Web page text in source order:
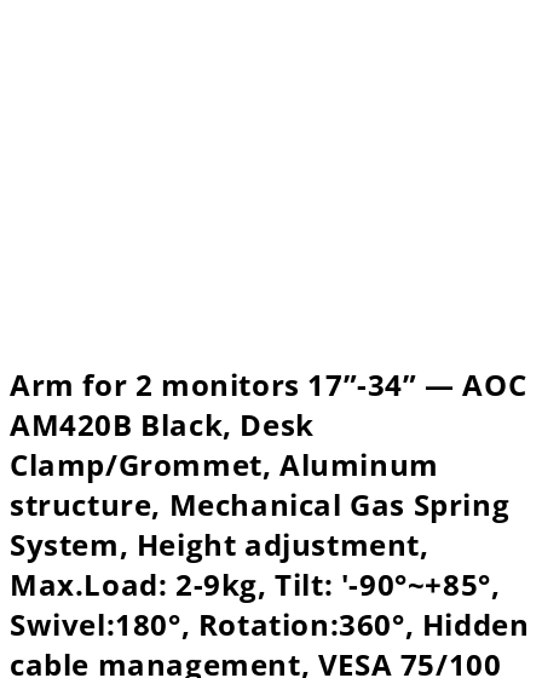
Arm for 2 monitors 17”-34” — AOC
AM420B Black, Desk
Clamp/Grommet, Aluminum
structure, Mechanical Gas Spring
System, Height adjustment,
Max.Load: 2-9kg, Tilt: '-90°~+85°,
Swivel:180°, Rotation:360°, Hidden
cable management, VESA 75/100